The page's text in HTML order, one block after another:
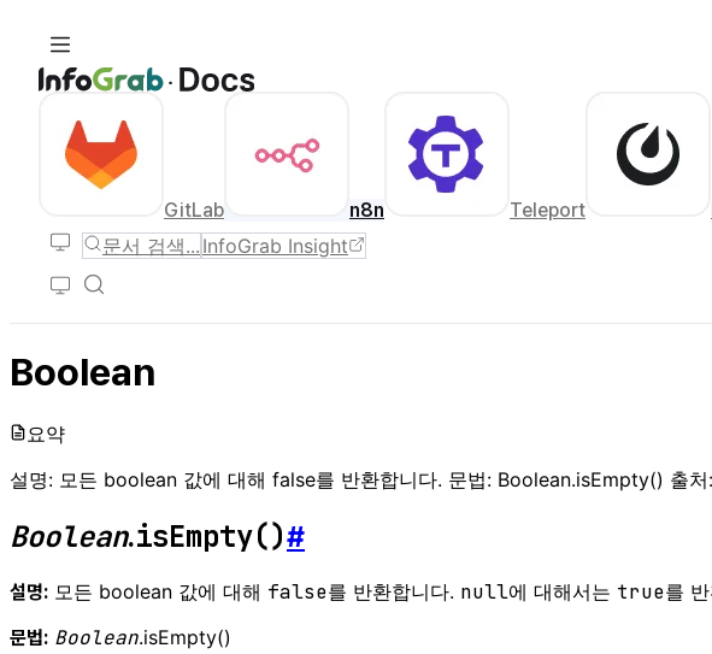
GitLab n8n Teleport
문서 검색... InfoGrab Insight
Boolean
요약
설명: 모든 boolean 값에 대해 false를 반환합니다. 문법: Boolean.isEmpty()
Boolean.isEmpty()#
설명: 모든 boolean 값에 대해 false를 반환합니다. null에 대해서는 true를
문법: Boolean.isEmpty()